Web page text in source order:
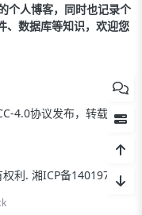
个人博客，同时也记录个
、数据库等知识，欢迎您
4.0协议发布，转载请注
利. 湘ICP备14019712号